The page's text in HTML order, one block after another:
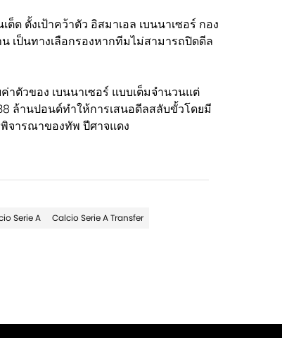
ด ตั้งเป้าคว้าตัว อิสมาเอล เบนนาเซอร์ กอง
เป็นทางเลือกรองหากทีมไม่สามารถปิดดีล
าตัวของ เบนนาเซอร์ แบบเต็มจำนวนแต่
ล้านปอนด์ทำให้การเสนอดีลสลับขั้วโดยมี
จารณาของทัพ ปีศาจแดง
Serie A Calcio Serie A Transfer